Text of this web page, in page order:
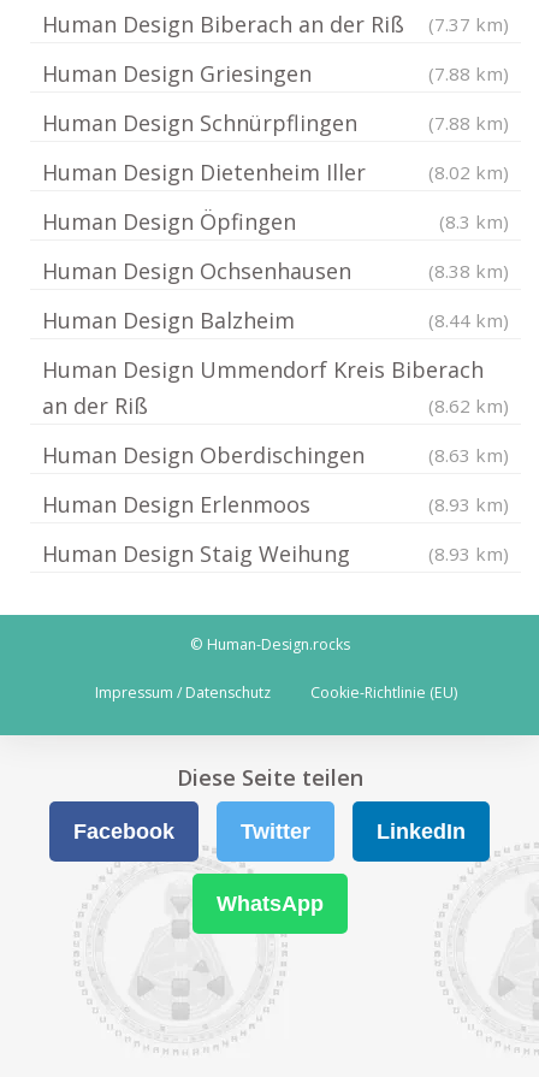
Human Design Biberach an der Riß (7.37 km)
Human Design Griesingen (7.88 km)
Human Design Schnürpflingen (7.88 km)
Human Design Dietenheim Iller (8.02 km)
Human Design Öpfingen (8.3 km)
Human Design Ochsenhausen (8.38 km)
Human Design Balzheim (8.44 km)
Human Design Ummendorf Kreis Biberach
an der Riß
(8.62 km)
Human Design Oberdischingen (8.63 km)
Human Design Erlenmoos (8.93 km)
Human Design Staig Weihung (8.93 km)
© Human-Design.rocks
Impressum / Datenschutz Cookie-Richtlinie (EU)
Diese Seite teilen
Facebook Twitter LinkedIn
WhatsApp